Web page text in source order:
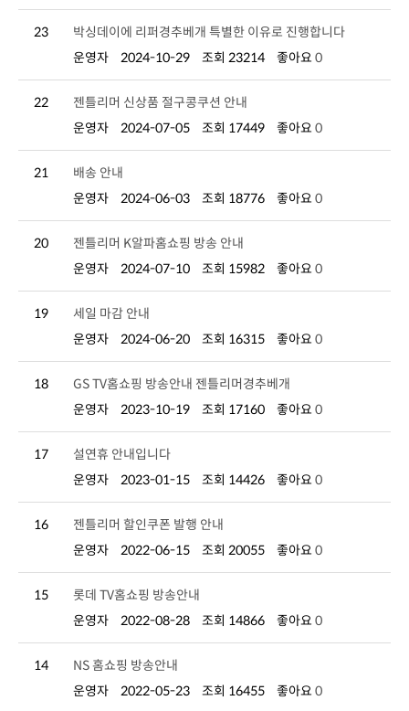
23
박싱데이에 리퍼경추베개 특별한 이유로 진행합니다
운영자
2024-10-29 조회 23214 좋아요 0
22
젠틀리머 신상품 절구콩쿠션 안내
운영자
2024-07-05 조회 17449 좋아요 0
21
배송 안내
운영자
2024-06-03 조회 18776 좋아요 0
20
젠틀리머 K알파홈쇼핑 방송 안내
운영자
2024-07-10 조회 15982 좋아요 0
19
세일 마감 안내
운영자
2024-06-20 조회 16315 좋아요 0
18
GS TV홈쇼핑 방송안내 젠틀리머경추베개
운영자
2023-10-19 조회 17160 좋아요 0
17
설연휴 안내입니다
운영자
2023-01-15 조회 14426 좋아요 0
16
젠틀리머 할인쿠폰 발행 안내
운영자
2022-06-15 조회 20055 좋아요 0
15
롯데 TV홈쇼핑 방송안내
운영자
2022-08-28 조회 14866 좋아요 0
14
NS 홈쇼핑 방송안내
운영자
2022-05-23 조회 16455 좋아요 0